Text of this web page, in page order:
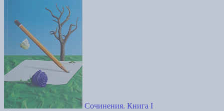
Сочинения. Книга I